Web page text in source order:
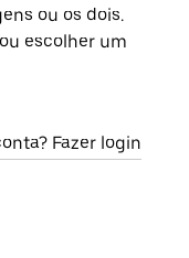
ou os dois.
escolher um
Fazer login